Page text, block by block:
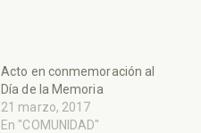
Acto en conmemoración al
Día de la Memoria
21 marzo, 2017
En "COMUNIDAD"